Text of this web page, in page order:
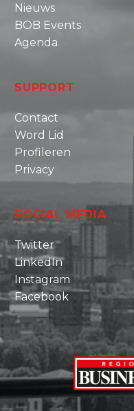
Nieuws
BOB Events
Agenda
SUPPORT
Contact
Word Lid
Profileren
Privacy
SOCIAL MEDIA
Twitter
LinkedIn
Instagram
Facebook